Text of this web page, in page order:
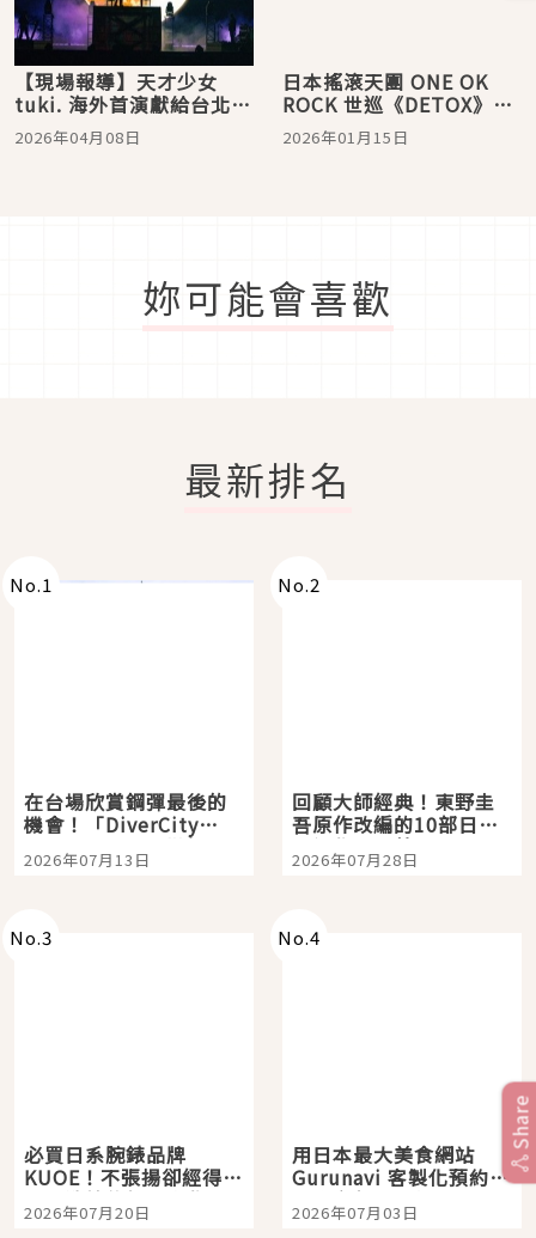
【現場報導】天才少女
tuki. 海外首演獻給台北！
認歌迷為人生夥伴，現場
分享夜市美食照引全場歡
2026年04月08日
日本搖滾天團 ONE OK
ROCK 世巡《DETOX》席
捲全球！4月25日台北大巨
蛋開唱
2026年01月15日
妳可能會喜歡
最新排名
No.1
在台場欣賞鋼彈最後的
機會！「DiverCity
Tokyo Plaza」搭船、
購物、美食及夜景，一
2026年07月13日
No.2
回顧大師經典！東野圭
吾原作改編的10部日本
影視作品推薦
2026年07月28日
No.3
必買日系腕錶品牌
KUOE！不張揚卻經得起
時間洗鍊的經典之作五
選
2026年07月20日
No.4
用日本最大美食網站
Gurunavi 客製化預約九
大都市餐廳，打造專屬
美食體驗！
2026年07月03日
Share